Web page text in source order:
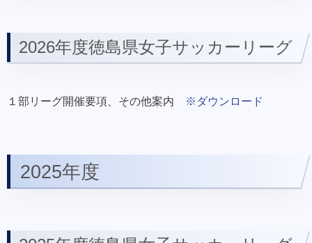
2026年度徳島県女子サッカーリーグ
１部リーグ開催要項、その他案内 ※ダウンロード
2025年度